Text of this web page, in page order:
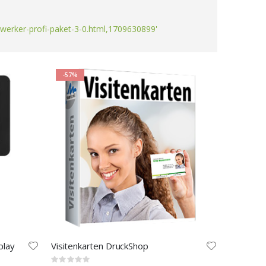
profi-paket-3-0.html,1709630899'
-57%
Visitenkarten DruckShop
Rating: